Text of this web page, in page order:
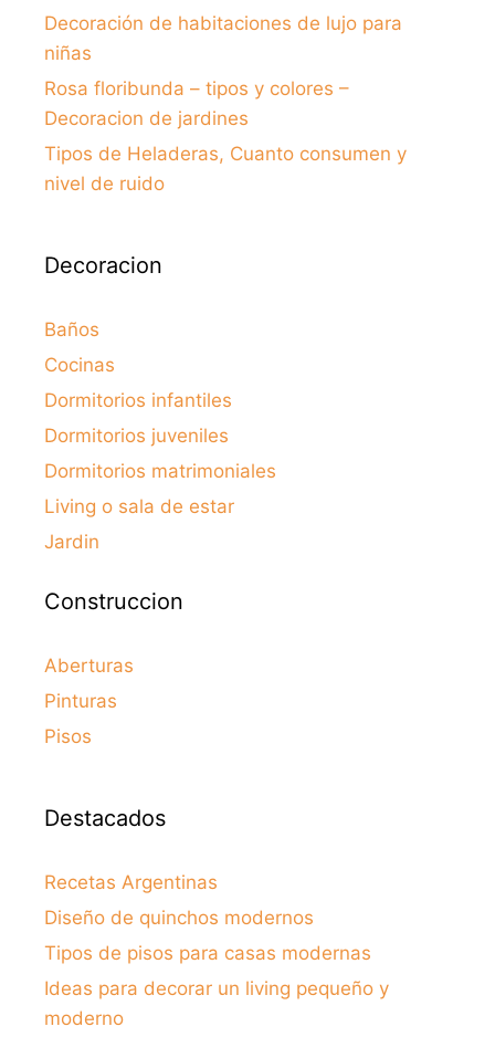
Decoración de habitaciones de lujo para
niñas
Rosa floribunda – tipos y colores –
Decoracion de jardines
Tipos de Heladeras, Cuanto consumen y
nivel de ruido
Decoracion
Baños
Cocinas
Dormitorios infantiles
Dormitorios juveniles
Dormitorios matrimoniales
Living o sala de estar
Jardin
Construccion
Aberturas
Pinturas
Pisos
Destacados
Recetas Argentinas
Diseño de quinchos modernos
Tipos de pisos para casas modernas
Ideas para decorar un living pequeño y
moderno